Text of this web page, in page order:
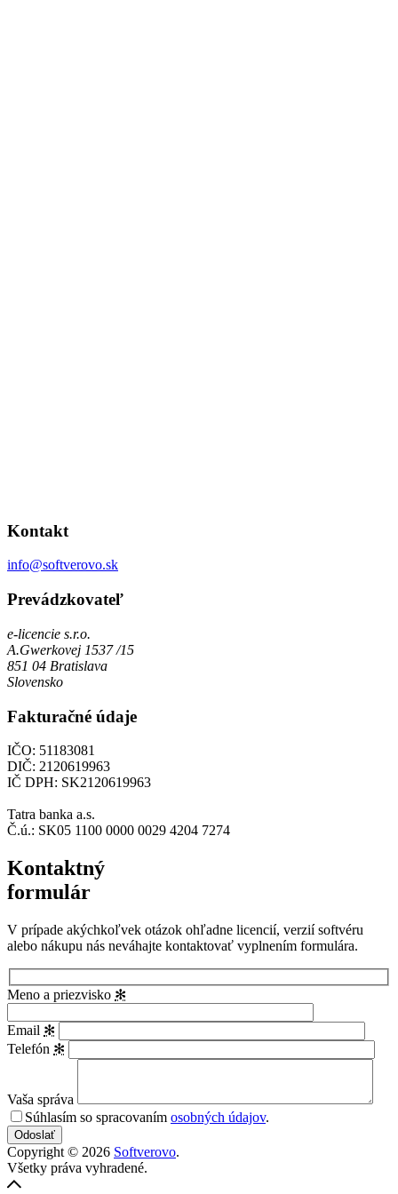
Kontakt
info@softverovo.sk
Prevádzkovateľ
e-licencie s.r.o.
A.Gwerkovej 1537 /15
851 04 Bratislava
Slovensko
Fakturačné údaje
IČO: 51183081
DIČ: 2120619963
IČ DPH: SK2120619963
Tatra banka a.s.
Č.ú.: SK05 1100 0000 0029 4204 7274
Kontaktný
formulár
V prípade akýchkoľvek otázok ohľadne licencií, verzií softvéru
alebo nákupu nás neváhajte kontaktovať vyplnením formulára.
Meno a priezvisko ✻
Email ✻
Telefón ✻
Vaša správa
Súhlasím so spracovaním osobných údajov.
Copyright © 2026 Softverovo.
Všetky práva vyhradené.
Vytvořil
Späť